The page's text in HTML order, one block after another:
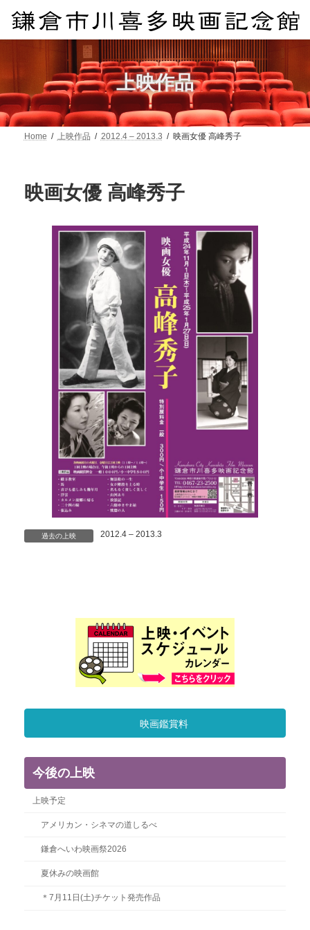
ン
ス
キ
ッ
プ
ー
ン
に
移
動
上映作品
Home 上映作品 2012.4 – 2013.3 映画女優 高峰秀子
映画女優 高峰秀子
過去の上映 2012.4 – 2013.3
映画鑑賞料
今後の上映
上映予定
アメリカン・シネマの道しるべ
鎌倉へいわ映画祭2026
夏休みの映画館
＊7月11日(土)チケット発売作品